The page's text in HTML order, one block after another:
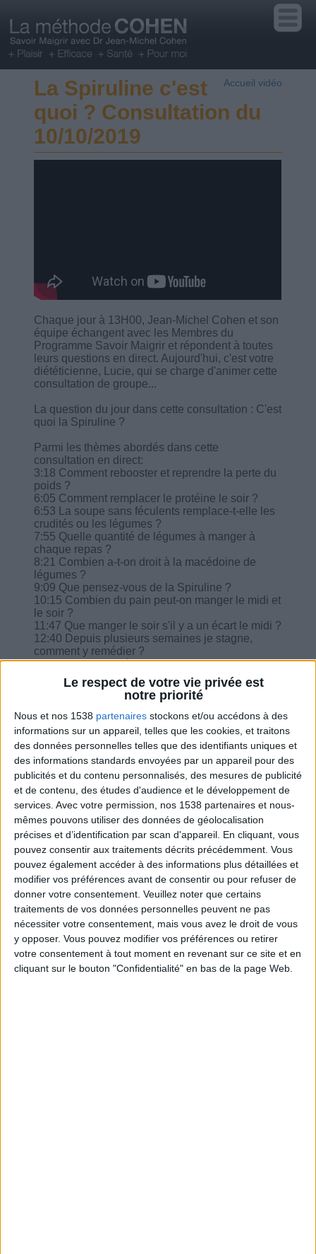
Le respect de votre vie privée est
notre priorité
Nous et nos 1538 partenaires stockons et/ou accédons à des
informations sur un appareil, telles que les cookies, et traitons
des données personnelles telles que des identifiants uniques et
des informations standards envoyées par un appareil pour des
publicités et du contenu personnalisés, des mesures de publicité
et de contenu, des études d'audience et le développement de
services. Avec votre permission, nos 1538 partenaires et nous-
mêmes pouvons utiliser des données de géolocalisation
précises et d’identification par scan d'appareil. En cliquant, vous
pouvez consentir aux traitements décrits précédemment. Vous
pouvez également accéder à des informations plus détaillées et
modifier vos préférences avant de consentir ou pour refuser de
donner votre consentement. Veuillez noter que certains
traitements de vos données personnelles peuvent ne pas
nécessiter votre consentement, mais vous avez le droit de vous
y opposer. Vous pouvez modifier vos préférences ou retirer
votre consentement à tout moment en revenant sur ce site et en
cliquant sur le bouton "Confidentialité" en bas de la page Web.
Accueil vidéo
La Spiruline c'est
quoi ? Consultation du
10/10/2019
Chaque jour à 13H00, Jean-Michel Cohen et son
équipe échangent avec les Membres du
Programme Savoir Maigrir et répondent à toutes
leurs questions en direct. Aujourd'hui, c'est votre
diététicienne, Lucie, qui se charge d'animer cette
consultation de groupe...
La question du jour dans cette consultation : C'est
quoi la Spiruline ?
Parmi les thèmes abordés dans cette
consultation en direct:
3:18 Comment rebooster et reprendre la perte du
poids ?
6:05 Comment remplacer le protéine le soir ?
6:53 La soupe sans féculents remplace-t-elle les
crudités ou les légumes ?
7:55 Quelle quantité de légumes à manger à
chaque repas ?
8:21 Combien a-t-on droit à la macédoine de
légumes ?
9:09 Que pensez-vous de la Spiruline ?
10:15 Combien du pain peut-on manger le midi et
le soir ?
11:47 Que manger le soir s'il y a un écart le midi ?
12:40 Depuis plusieurs semaines je stagne,
comment y remédier ?
14:48 Quelle est l'équivalence plaisir pour les
biscuits sans sucre ajoutés ?
Combien de kilos souhaitez-vous perdre ?
Moins de
5 kilos
De 5 à 10
Plus de
10 kilos
Webinaires en direct Voir tout
Chaque semaine, posez vos questions en live
en participant à des vidéo-conférences avec
Jean-Michel et les diététiciennes du
programme.